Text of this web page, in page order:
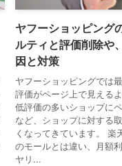
ヤフーショッピング
ルティと評価削除や
因と対策
ヤフーショッピングでは
評価がページ上で見える
低評価の多いショップに
など、ショップに対する
くなってきています。 楽
のモールとは違い、月額
ヤリ...